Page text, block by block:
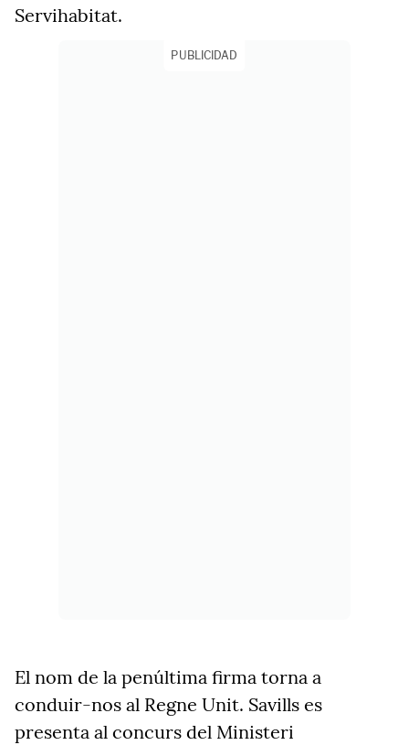
Servihabitat.
PUBLICIDAD
El nom de la penúltima firma torna a
conduir-nos al Regne Unit. Savills es
presenta al concurs del Ministeri